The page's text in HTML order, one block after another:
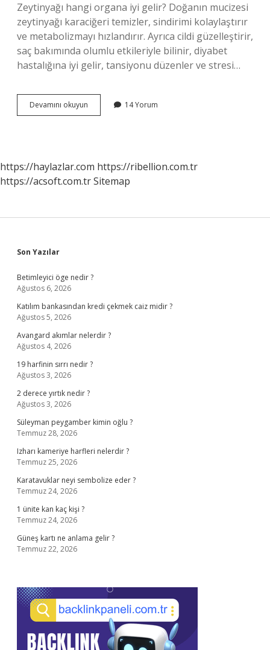
Zeytinyağı hangi organa iyi gelir? Doğanın mucizesi
zeytinyağı karaciğeri temizler, sindirimi kolaylaştırır
ve metabolizmayı hızlandırır. Ayrıca cildi güzelleştirir,
saç bakımında olumlu etkileriyle bilinir, diyabet
hastalığına iyi gelir, tansiyonu düzenler ve stresi…
Devamını okuyun Zeytinyağı
Sertleşmeye
14 Yorum
https://haylazlar.com https://ribellion.com.tr
https://acsoft.com.trSitemap
Sidebar
Son Yazılar
Betimleyici öge nedir ?
Ağustos 6, 2026
Katılım bankasından kredi çekmek caiz midir ?
Ağustos 5, 2026
Avangard akımlar nelerdir ?
Ağustos 4, 2026
19 harfinin sırrı nedir ?
Ağustos 3, 2026
2 derece yırtık nedir ?
Ağustos 3, 2026
Süleyman peygamber kimin oğlu ?
Temmuz 28, 2026
Izharı kameriye harfleri nelerdir ?
Temmuz 25, 2026
Karatavuklar neyi sembolize eder ?
Temmuz 24, 2026
1 ünite kan kaç kişi ?
Temmuz 24, 2026
Güneş kartı ne anlama gelir ?
Temmuz 22, 2026